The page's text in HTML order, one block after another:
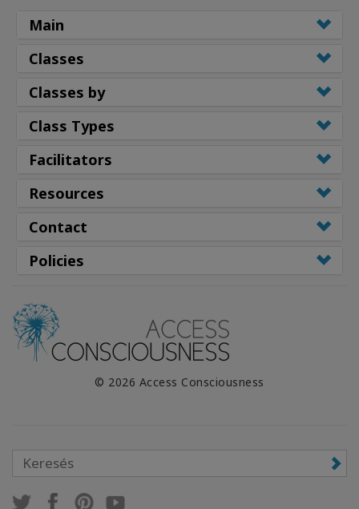
Main
Classes
Classes by
Class Types
Facilitators
Resources
Contact
Policies
© 2026 Access Consciousness